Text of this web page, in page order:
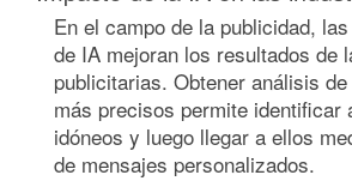
En el campo de la publicidad,
de IA mejoran los resultados de
publicitarias. Obtener análisis
más precisos permite identificar
idóneos y luego llegar a ellos
de mensajes personalizados.